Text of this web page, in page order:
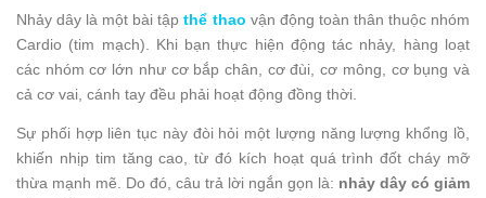
Nhảy dây là một bài tậpthể thao vận động toàn thân thuộc nhóm
Cardio (tim mạch). Khi bạn thực hiện động tác nhảy, hàng loạt
các nhóm cơ lớn như cơ bắp chân, cơ đùi, cơ mông, cơ bụng và
cả cơ vai, cánh tay đều phải hoạt động đồng thời.
Sự phối hợp liên tục này đòi hỏi một lượng năng lượng khổng lồ,
khiến nhịp tim tăng cao, từ đó kích hoạt quá trình đốt cháy mỡ
thừa mạnh mẽ. Do đó, câu trả lời ngắn gọn là: nhảy dây có giảm